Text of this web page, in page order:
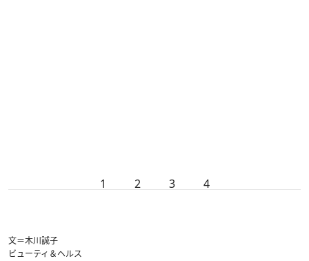
1 2 3 4
文＝木川誠子
ビューティ＆ヘルス